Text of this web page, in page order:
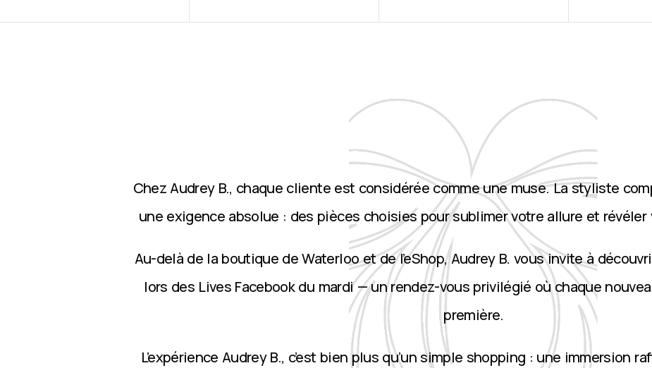
Chez Audrey B., chaque cliente est considérée comme une muse. La styliste
une exigence absolue : des pièces choisies pour sublimer votre allure et
Au-delà de la boutique de Waterloo et de l’eShop, Audrey B. vous invite à
lors des Lives Facebook du mardi — un rendez-vous privilégié où chaque
première.
L’expérience Audrey B., c’est bien plus qu’un simple shopping : une immersion